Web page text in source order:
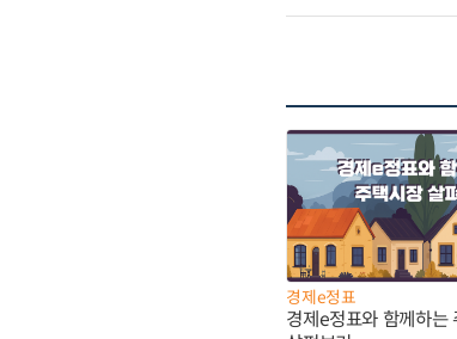
경제e정표
경제e정표와 함께하는